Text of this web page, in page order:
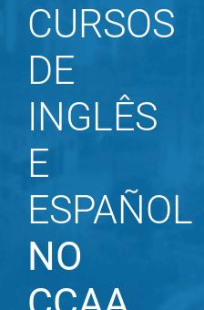
CURSOS
DE
INGLÊS
E
ESPAÑOL
NO